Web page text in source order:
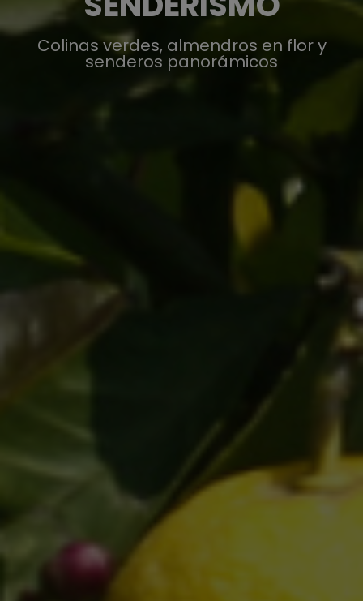
Colinas verdes, almendros en flor y
senderos panorámicos